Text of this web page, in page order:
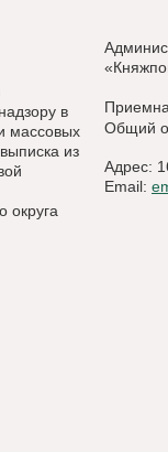
в
массовых
из
округа
Общий
Адрес:
Email: